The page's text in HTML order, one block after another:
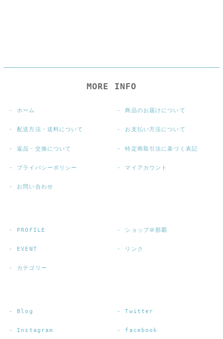
MORE INFO
ホーム 商品のお届けについて
配送方法・送料について お支払い方法について
返品・交換について 特定商取引法に基づく表記
プライバシーポリシー マイアカウント
お問い合わせ
PROFILE ショップ＠那覇
EVENT リンク
カテゴリー
Blog Twitter
Instagram facebook